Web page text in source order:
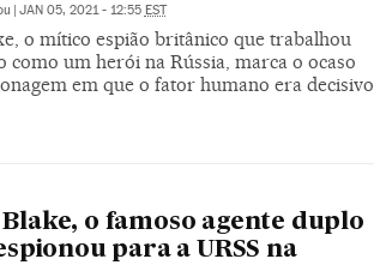
| JAN 05, 2021 - 12:55 EST
o mítico espião britânico que trabalhou
como um herói na Rússia, marca o ocaso
em que o fator humano era decisivo
o famoso agente duplo
para a URSS na